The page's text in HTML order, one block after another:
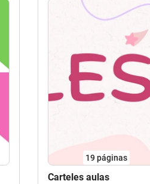
19páginas
Carteles aulas